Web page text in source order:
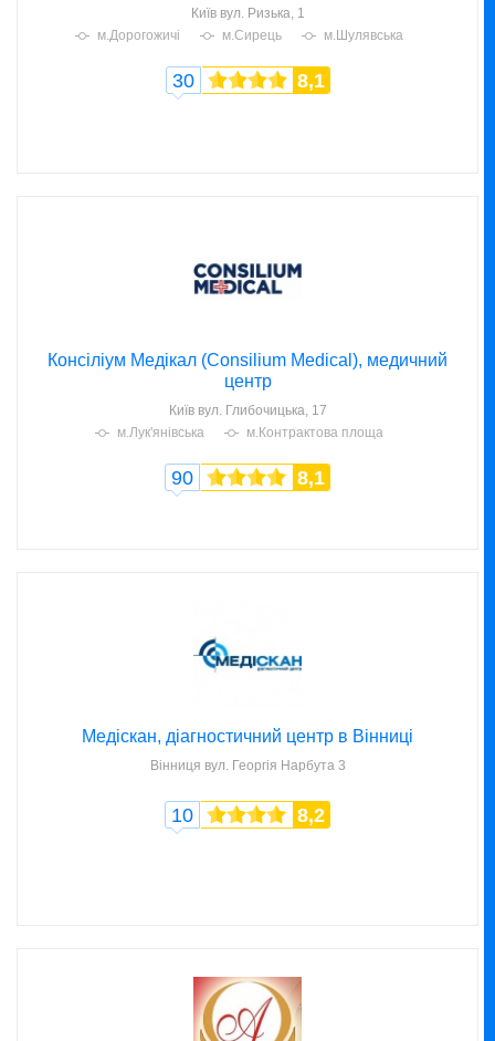
Київ вул. Ризька, 1
м.Дорогожичі
м.Сирець м.Шулявська
30 8,1
Консіліум Медікал (Consilium Medical), медичний
центр
Київ вул. Глибочицька, 17
м.Лук'янівська
м.Контрактова площа
90 8,1
Медіскан, діагностичний центр в Вінниці
Вінниця вул. Георгія Нарбута 3
10 8,2